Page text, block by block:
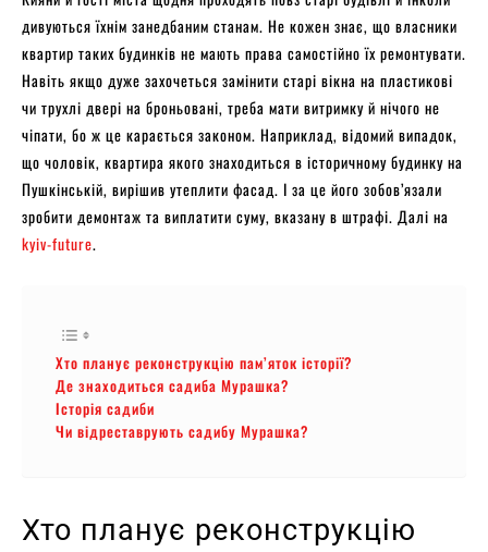
дивуються їхнім занедбаним станам. Не кожен знає, що власники
квартир таких будинків не мають права самостійно їх ремонтувати.
Навіть якщо дуже захочеться замінити старі вікна на пластикові
чи трухлі двері на броньовані, треба мати витримку й нічого не
чіпати, бо ж це карається законом. Наприклад, відомий випадок,
що чоловік, квартира якого знаходиться в історичному будинку на
Пушкінській, вирішив утеплити фасад. І за це його зобов’язали
зробити демонтаж та виплатити суму, вказану в штрафі. Далі на
kyiv-future.
Хто планує реконструкцію пам’яток історії?
Де знаходиться садиба Мурашка?
Історія садиби
Чи відреставрують садибу Мурашка?
Хто планує реконструкцію